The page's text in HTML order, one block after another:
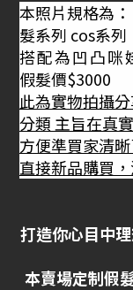
本照片規格為
髮系列 cos系列
搭配為凹凸咪
假髮價$3000
此為實物拍攝
分類 主旨在真
方便準買家清
直接新品購買
打造你心目中
本賣場定制假